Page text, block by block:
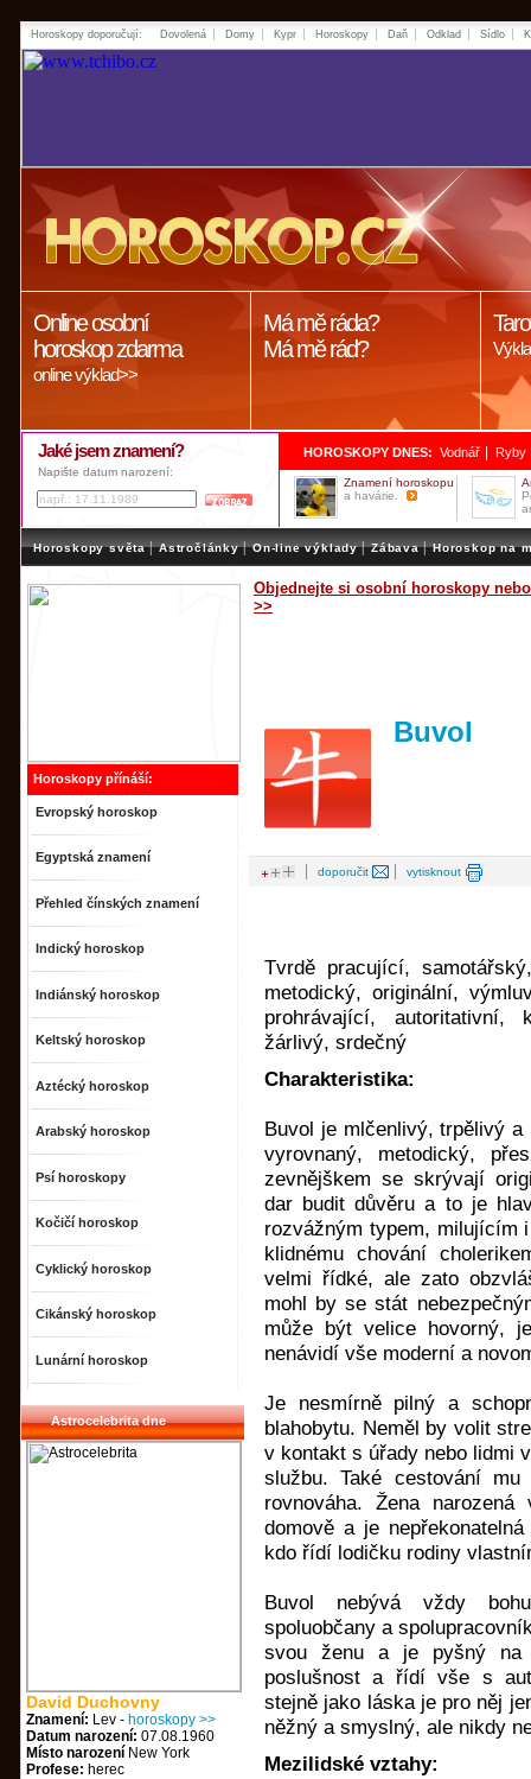
Horoskopy doporučují: Dovolená Domy Kypr Horoskopy Daň Odklad Sídlo
Online osobní
horoskop zdarma
online výklad>>
Má mě ráda?
Má mě rád?
Jaké jsem znamení?
Napište datum narození:
HOROSKOPY DNES: Vodnář Ryby
Znamení horoskopu
a havárie.
Horoskopy světa | Astročlánky | On-line výklady | Zábava | Horoskop na
Horoskopy přínáší:
Evropský horoskop
Egyptská znamení
Přehled čínských znamení
Indický horoskop
Indiánský horoskop
Keltský horoskop
Aztécký horoskop
Arabský horoskop
Psí horoskopy
Kočičí horoskop
Cyklický horoskop
Cikánský horoskop
Lunární horoskop
Astrocelebrita dne
David Duchovny
Znamení: Lev - horoskopy >>
Datum narození: 07.08.1960
Místo narození New York
Profese: herec
Objednejte si osobní horoskopy
>>
Buvol
| doporučit | vytisknout
Tvrdě pracující,
metodický, originální,
prohrávající, autoritativní,
žárlivý, srdečný
Charakteristika:
Buvol je mlčenlivý, trpělivý
vyrovnaný, metodický,
zevnějškem se skrývají
dar budit důvěru a to je
rozvážným typem, milujícím
klidnému chování
velmi řídké, ale zato
mohl by se stát
může být velice hovorný,
nenávidí vše moderní a
Je nesmírně pilný a
blahobytu. Neměl by volit
v kontakt s úřady nebo lidmi
službu. Také cestování
rovnováha. Žena
domově a je
kdo řídí lodičku rodiny
Buvol nebývá vždy
spoluobčany a
svou ženu a je pyšný na
poslušnost a řídí vše s
stejně jako láska je pro něj
něžný a smyslný, ale nikdy
Mezilidské vztahy: